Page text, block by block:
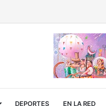
DEPORTES EN LA RED